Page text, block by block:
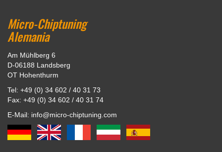
Micro-Chiptuning
Alemania
Am Mühlberg 6
D-06188 Landsberg
OT Hohenthurm
Tel: +49 (0) 34 602 / 40 31 73
Fax: +49 (0) 34 602 / 40 31 74
E-Mail: info@micro-chiptuning.com